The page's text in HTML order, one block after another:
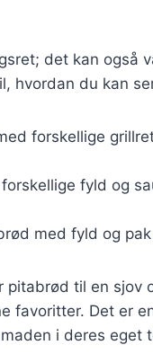
det kan også
hvordan du kan
forskellige
fyld og
med fyld og
pitabrød til en sjov
favoritter. Det er
i deres eget